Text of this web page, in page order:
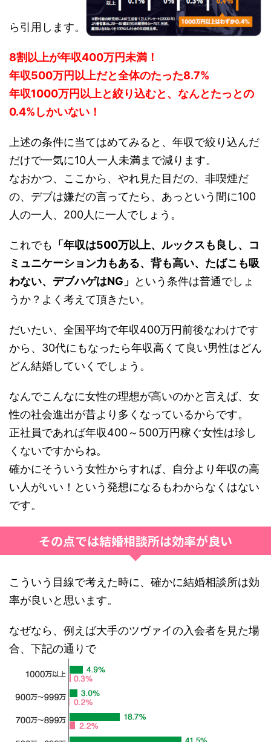
ら引用します。
8割以上が年収400万円未満！
年収500万円以上だと全体のたった8.7%
年収1000万円以上と絞り込むと、なんとたっとの
0.4%しかいない！
上述の条件に当てはめてみると、年収で絞り込んだ
だけで一気に10人一人未満まで減ります。
なおかつ、ここから、やれ見た目だの、非喫煙だ
の、デブは嫌だの言ってたら、あっという間に100
人の一人、200人に一人でしょう。
これでも 「年収は500万以上、ルックスも良し、コ
ミュニケーション力もある、背も高い、たばこも吸
わない、デブハゲはNG」
という条件は普通でしょ
うか？よく考えて頂きたい。
だいたい、全国平均で年収400万円前後なわけです
から、30代にもなったら年収高くて良い男性はどん
どん結婚していくでしょう。
なんでこんなに女性の理想が高いのかと言えば、女
性の社会進出が昔より多くなっているからです。
正社員であれば年収400～500万円稼ぐ女性は珍し
くないですからね。
確かにそういう女性からすれば、自分より年収の高
い人がいい！という発想になるもわからなくはない
です。
その点では結婚相談所は効率が良い
こういう目線で考えた時に、確かに結婚相談所は効
率が良いと思います。
なぜなら、例えば大手のツヴァイの入会者を見た場
合、下記の通りで